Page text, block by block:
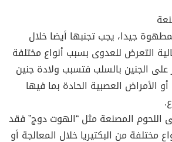
جيدا، يجب تجنبها أيضا خلال
التعرض للعدوى بسبب أنواع مختلفة
على الجنين بالسلب فتسبب ولادة جنين
الأمراض العصبية الحادة بما فيها
اللحوم المصنعة مثل “الهوت دوج” فقد
مختلفة من البكتيريا خلال المعالجة أو